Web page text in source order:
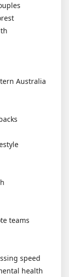
Australia
teams
speed
health